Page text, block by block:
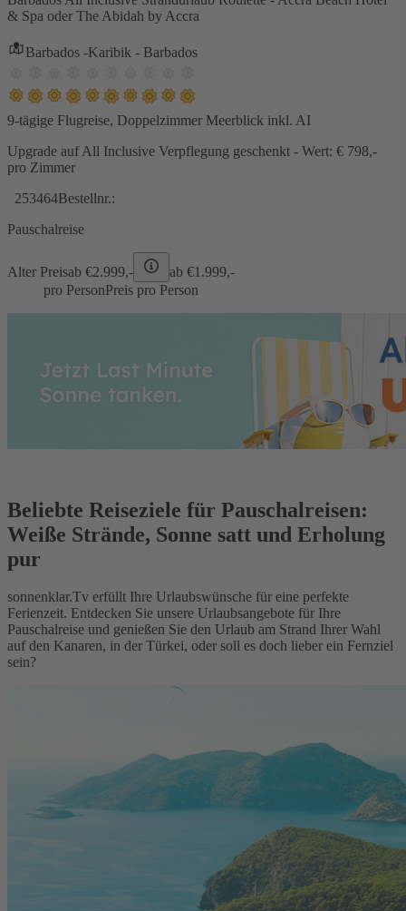
& Spa oder The Abidah by Accra
Barbados -Karibik - Barbados
9-tägige Flugreise, Doppelzimmer Meerblick inkl. AI
Upgrade auf All Inclusive Verpflegung geschenkt - Wert: € 798,-
pro Zimmer
253464Bestellnr.:
Pauschalreise
Alter Preisab €2.999,- ab €1.999,-
pro PersonPreis pro Person
Beliebte Reiseziele für Pauschalreisen:
Weiße Strände, Sonne satt und Erholung
pur
sonnenklar.Tv erfüllt Ihre Urlaubswünsche für eine perfekte
Ferienzeit. Entdecken Sie unsere Urlaubsangebote für Ihre
Pauschalreise und genießen Sie den Urlaub am Strand Ihrer Wahl
auf den Kanaren, in der Türkei, oder soll es doch lieber ein Fernziel
sein?